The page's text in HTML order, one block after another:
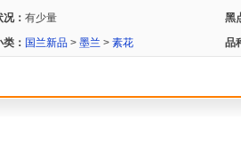
： 有少量
黑
： 国兰新品 > 墨兰 > 素花 品